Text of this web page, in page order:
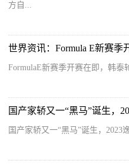
方自...
FormulaE新赛季开赛在即，韩泰
国产家轿又一“黑马”诞生，
国产家轿又一“黑马”诞生，2023